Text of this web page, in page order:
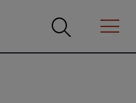
Öppna
Öppna
Menyn